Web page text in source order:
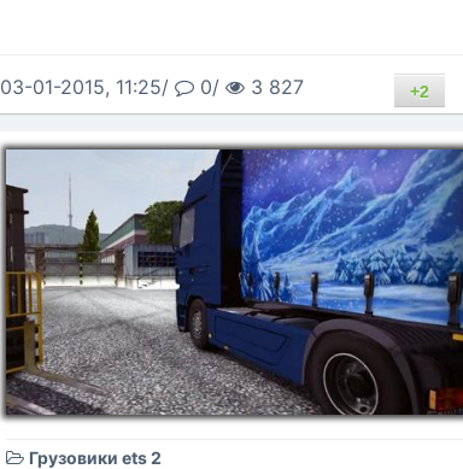
03-01-2015, 11:25/ 0/ 3 827 +2
Грузовики ets 2